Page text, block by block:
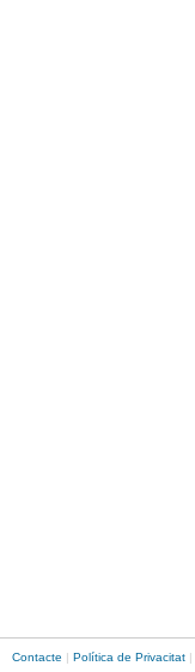
Contacte | Política de Privacitat |